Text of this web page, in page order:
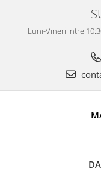
Luni-Vineri intre